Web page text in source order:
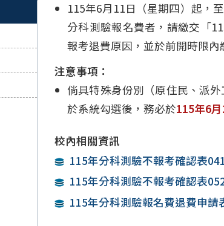
115年6月11日（星期四）起，
分科測驗報名費者，請繳交「
報考退費原因，並於前開時限
注意事項：
倘具特殊身份別（原住民、派
於系統勾選後，務必於115年6
校內相關資訊
115年分科測驗不報考確認表
115年分科測驗不報考確認表
115年分科測驗報名費退費申請